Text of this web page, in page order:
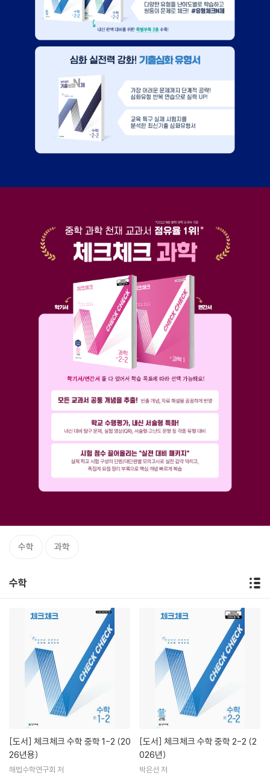
수학 과학
수학
[도서]
26년용)
해법수학연구회 저
[도서]
026년)
박은선 저